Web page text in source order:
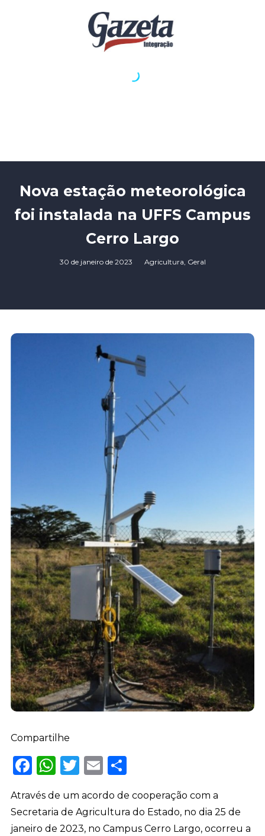
Nova estação meteorológica
foi instalada na UFFS Campus
Cerro Largo
30 de janeiro de 2023 Agricultura, Geral
Compartilhe
Facebook
WhatsApp
Twitter
EmailShare
Através de um acordo de cooperação com a
Secretaria de Agricultura do Estado, no dia 25 de
janeiro de 2023, no Campus Cerro Largo, ocorreu a